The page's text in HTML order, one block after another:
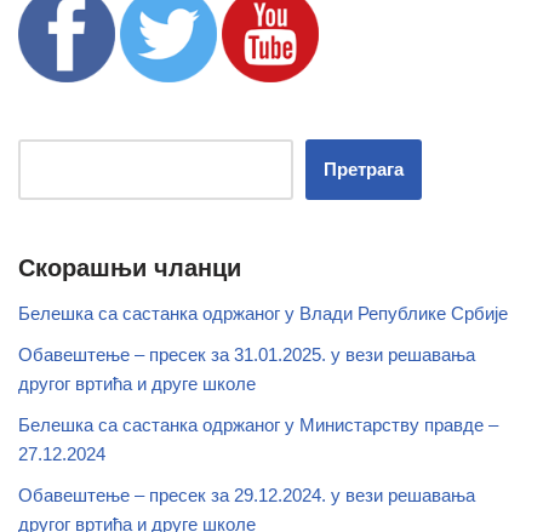
Претрага
Скорашњи чланци
Белешка са састанка одржаног у Влади Републике Србије
Обавештење – пресек за 31.01.2025. у вези решавања
другог вртића и друге школе
Белешка са састанка одржаног у Министарству правде –
27.12.2024
Обавештење – пресек за 29.12.2024. у вези решавања
другог вртића и друге школе